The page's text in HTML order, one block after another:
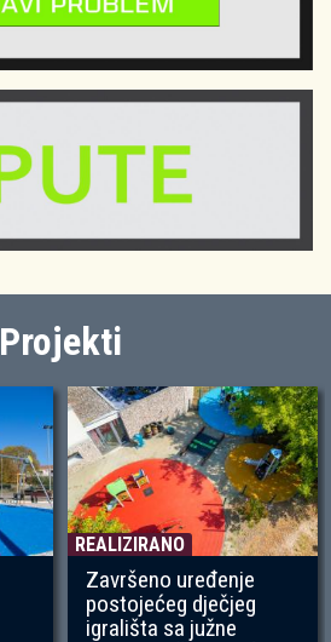
Projekti
REALIZIRANO
Završeno uređenje
postojećeg dječjeg
igrališta sa južne